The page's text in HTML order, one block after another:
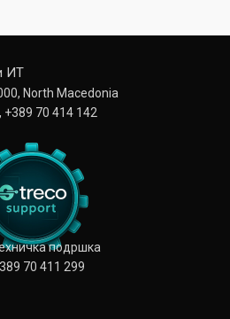
ИТ
North Macedonia
70 414 142
подршка
70 411 299